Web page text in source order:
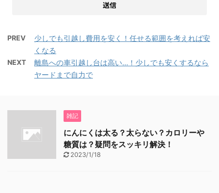
PREV
少しでも引越し費用を安く！任せる範囲を考えれば安
くなる
NEXT
離島への車引越し台は高い…！少しでも安くするなら
ヤードまで自力で
雑記
にんにくは太る？太らない？カロリーや
糖質は？疑問をスッキリ解決！
2023/1/18